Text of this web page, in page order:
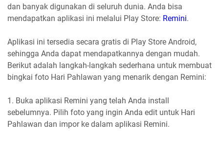
dan banyak digunakan di seluruh dunia. Anda bisa
mendapatkan aplikasi ini melalui Play Store: Remini.
Aplikasi ini tersedia secara gratis di Play Store Android,
sehingga Anda dapat mendapatkannya dengan mudah.
Berikut adalah langkah-langkah sederhana untuk membuat
bingkai foto Hari Pahlawan yang menarik dengan Remini:
1. Buka aplikasi Remini yang telah Anda install
sebelumnya. Pilih foto yang ingin Anda edit untuk Hari
Pahlawan dan impor ke dalam aplikasi Remini.